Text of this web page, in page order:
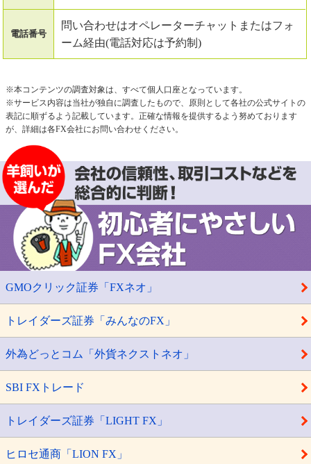
電話番号
問い合わせはオペレーターチャットまたはフォ
ーム経由(電話対応は予約制)
※本コンテンツの調査対象は、すべて個人口座となっています。
※サービス内容は当社が独自に調査したもので、原則として各社の公式サイトの
表記に順ずるよう記載しています。正確な情報を提供するよう努めております
が、詳細は各FX会社にお問い合わせください。
GMOクリック証券「FXネオ」
トレイダーズ証券「みんなのFX」
外為どっとコム「外貨ネクストネオ」
SBI FXトレード
トレイダーズ証券「LIGHT FX」
ヒロセ通商「LION FX」